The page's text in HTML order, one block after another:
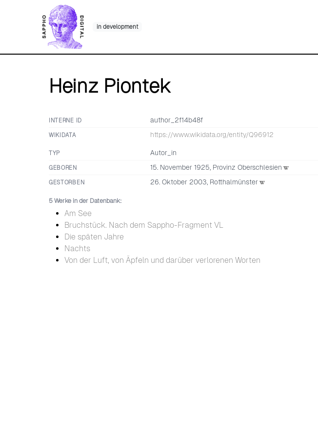
in development
Heinz Piontek
INTERNE ID author_2f14b48f
WIKIDATA https://www.wikidata.org/entity/Q96912
TYP Autor_in
GEBOREN 15. November 1925, Provinz Oberschlesien
GESTORBEN 26. Oktober 2003, Rotthalmünster
5 Werke in der Datenbank:
Am See
Bruchstück. Nach dem Sappho-Fragment VL
Die späten Jahre
Nachts
Von der Luft, von Äpfeln und darüber verlorenen Worten